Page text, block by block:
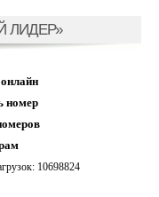
ЛИДЕР»
номер
10698824